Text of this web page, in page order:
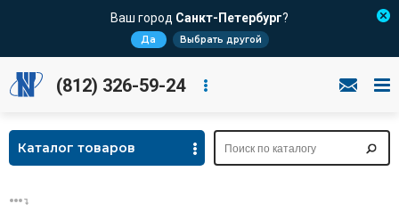
Ваш город Санкт-Петербург?
Да Выбрать другой
(812) 326-59-24
Каталог товаров